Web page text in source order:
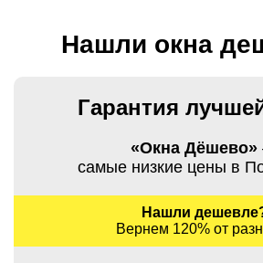
Нашли окна
Гарантия
«Окна Дёшево»
самые низкие цены в
Нашли
Вернем 120% от